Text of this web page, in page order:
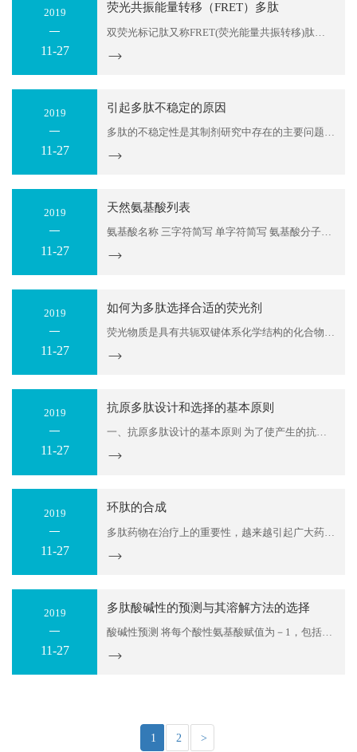
2019
11-27
荧光共振能量转移（FRET）多肽
2019
11-27
引起多肽不稳定的原因
多肽的不稳定性是其制剂研究中存在的主要问题之一，其原因较多。但对某一个多肽来说引起不稳定的主要原因并不多。详细研究外界条件(如PH、温度、光照、氧浓度等)对多肽稳定性的影响有助于设计合理的制剂配方。尽管添加剂稳定多肽的机制还不十分清楚，使用添加剂仍是目前提高多肽制剂稳定性的...
2019
11-27
天然氨基酸列表
氨基酸名称 三字符简写 单字符简写 氨基酸分子量 分子式 氨基酸残基分子量 残基分子式 性质 Alanine Ala A 89.09 C3H7NO2 71.08 C3H5NO 中性疏水 Arginine Arg R 174.20 C6H14N4O2 156.19 C6H12N4O 碱性亲水 Asparagine Asn N 132.12 C4H8N2O3 114.10 C4H6N2O2 中性亲水 Aspartic Acid Asp D 133.10 C4H7NO4 115.09 C4H5NO3 酸性亲水 ...
2019
11-27
如何为多肽选择合适的荧光剂
2019
11-27
抗原多肽设计和选择的基本原则
一、抗原多肽设计的基本原则 为了使产生的抗体获得最佳效果，仔细地设计抗原多肽是很有必要的，设计应满足一个基本条件：在免疫过程中，该抗原既不会产生过强的免疫反应，同时又能产生出对感兴趣的蛋白有结合能力的抗体。抗原设计是一个很复杂的课题，有诸多需要注意的细节。根据我们所积累...
2019
11-27
环肽的合成
2019
11-27
多肽酸碱性的预测与其溶解方法的选择
酸碱性预测 将每个酸性氨基酸赋值为－1，包括天冬氨酸（D）、谷氨酸（E）、以及C端-COOH。每个碱性氨基酸赋值为＋1，包括精氨酸（R）、赖氨酸（K）、组氨酸（H）以及N端-NH2。然后计算整个多肽的电荷数。 按上述方法计算：如果整段肽的赋值为正，说明所带电荷是正电荷，该肽是碱性的；如果整段肽的...
1 2 >